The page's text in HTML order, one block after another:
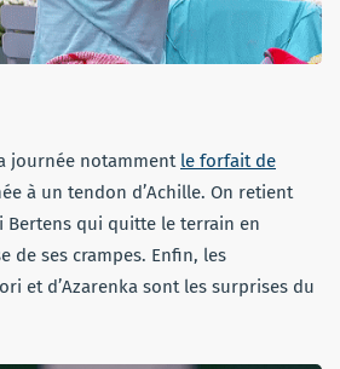
journée notamment le forfait de
à un tendon d’Achille. On retient
Bertens qui quitte le terrain en
de ses crampes. Enfin, les
et d’Azarenka sont les surprises du